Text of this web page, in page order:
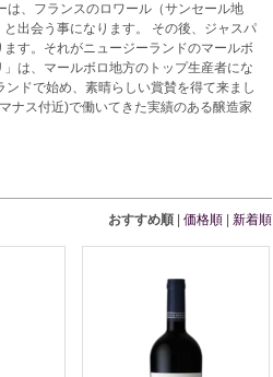
は、フランスのロワール（サンセール地
出会う事になります。 その後、ジャスパ
す。それがニュージーランドのマールボ
は、マールボロ地方のトップ生産者にな
ドで始め、素晴らしい賞賛を得て来まし
ナス付近)で働いてきた実績のある醸造家
おすすめ順 価格順 新着順